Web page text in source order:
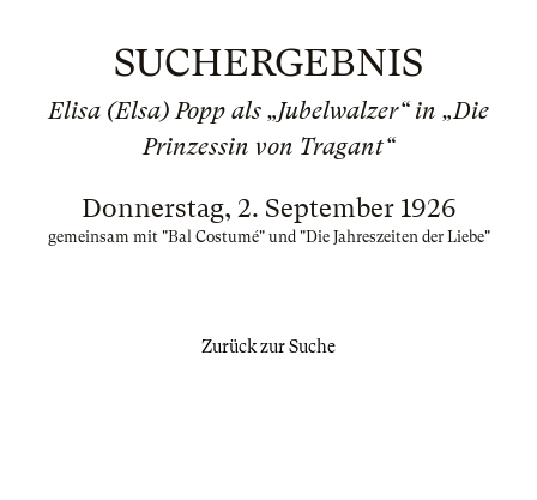
SUCHERGEBNIS
Elisa (Elsa) Popp als „Jubelwalzer“ in „Die
Prinzessin von Tragant“
Donnerstag, 2. September 1926
gemeinsam mit "Bal Costumé" und "Die Jahreszeiten der Liebe"
Zurück zur Suche